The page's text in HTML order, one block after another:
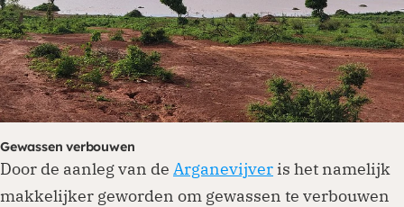
Gewassen verbouwen
Door de aanleg van de Arganevijver is het namelijk
makkelijker geworden om gewassen te verbouwen